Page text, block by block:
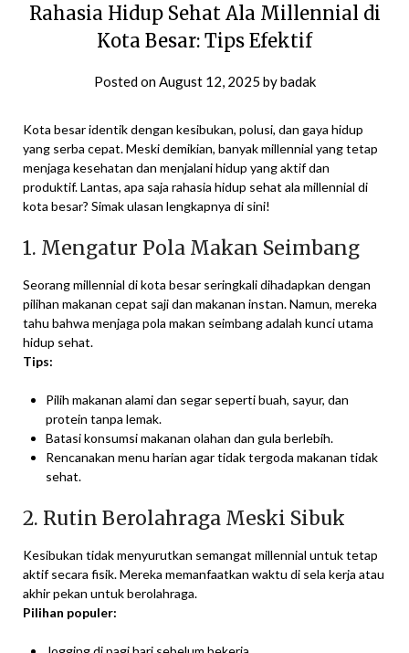
Rahasia Hidup Sehat Ala Millennial di
Kota Besar: Tips Efektif
Posted onAugust 12, 2025 bybadak
Kota besar identik dengan kesibukan, polusi, dan gaya hidup
yang serba cepat. Meski demikian, banyak millennial yang tetap
menjaga kesehatan dan menjalani hidup yang aktif dan
produktif. Lantas, apa saja rahasia hidup sehat ala millennial di
kota besar? Simak ulasan lengkapnya di sini!
1. Mengatur Pola Makan Seimbang
Seorang millennial di kota besar seringkali dihadapkan dengan
pilihan makanan cepat saji dan makanan instan. Namun, mereka
tahu bahwa menjaga pola makan seimbang adalah kunci utama
hidup sehat.
Tips:
Pilih makanan alami dan segar seperti buah, sayur, dan
protein tanpa lemak.
Batasi konsumsi makanan olahan dan gula berlebih.
Rencanakan menu harian agar tidak tergoda makanan tidak
sehat.
2. Rutin Berolahraga Meski Sibuk
Kesibukan tidak menyurutkan semangat millennial untuk tetap
aktif secara fisik. Mereka memanfaatkan waktu di sela kerja atau
akhir pekan untuk berolahraga.
Pilihan populer: